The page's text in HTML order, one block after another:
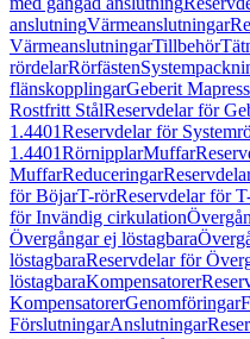
anslutningVärmeanslutningar
VärmeanslutningarTillbehör
rördelarRörfästen
flänskopplingarGeberit
Rostfritt StålReservdelar för
1.4401Reservdelar för
1.4401RörnipplarMuffar
MuffarReduceringar
för BöjarT-rörReservdelar för
för Invändig cirkulation
Övergångar ej löstagbara
löstagbaraReservdelar för
löstagbaraKompensatorer
KompensatorerGenomföringar
FörslutningarAnslutningar